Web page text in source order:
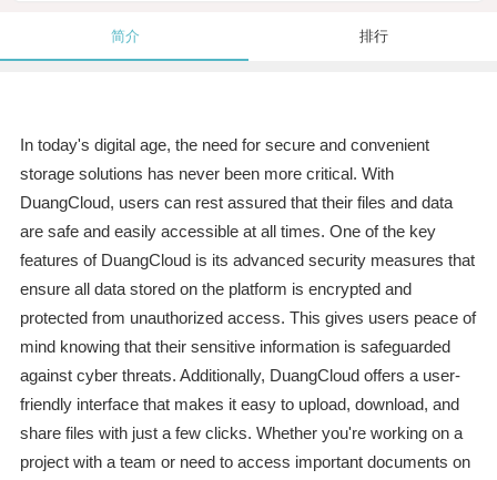
简介 排行
In today's digital age, the need for secure and convenient
storage solutions has never been more critical. With
DuangCloud, users can rest assured that their files and data
are safe and easily accessible at all times. One of the key
features of DuangCloud is its advanced security measures that
ensure all data stored on the platform is encrypted and
protected from unauthorized access. This gives users peace of
mind knowing that their sensitive information is safeguarded
against cyber threats. Additionally, DuangCloud offers a user-
friendly interface that makes it easy to upload, download, and
share files with just a few clicks. Whether you're working on a
project with a team or need to access important documents on